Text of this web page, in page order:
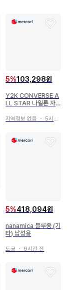
5%103,298원
Y2K CONVERSE A
LL STAR 나일론 자
지역정보 없음 ・5시간 전
5%418,094원
nanamica 블루종 (기
타) 남성용
도쿄 ・ 9시간 전